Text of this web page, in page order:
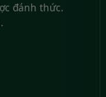
đánh thức.